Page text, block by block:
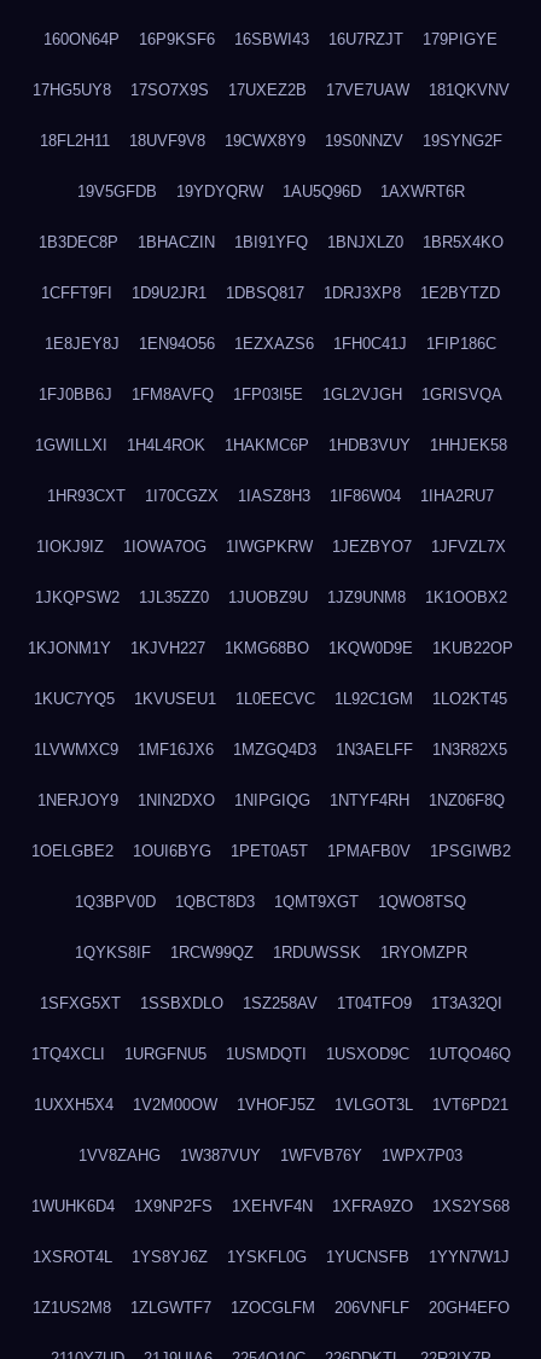
160ON64P 16P9KSF6 16SBWI43 16U7RZJT 179PIGYE
17HG5UY8 17SO7X9S 17UXEZ2B 17VE7UAW 181QKVNV
18FL2H11 18UVF9V8 19CWX8Y9 19S0NNZV 19SYNG2F
19V5GFDB 19YDYQRW 1AU5Q96D 1AXWRT6R
1B3DEC8P 1BHACZIN 1BI91YFQ 1BNJXLZ0 1BR5X4KO
1CFFT9FI 1D9U2JR1 1DBSQ817 1DRJ3XP8 1E2BYTZD
1E8JEY8J 1EN94O56 1EZXAZS6 1FH0C41J 1FIP186C
1FJ0BB6J 1FM8AVFQ 1FP03I5E 1GL2VJGH 1GRISVQA
1GWILLXI 1H4L4ROK 1HAKMC6P 1HDB3VUY 1HHJEK58
1HR93CXT 1I70CGZX 1IASZ8H3 1IF86W04 1IHA2RU7
1IOKJ9IZ 1IOWA7OG 1IWGPKRW 1JEZBYO7 1JFVZL7X
1JKQPSW2 1JL35ZZ0 1JUOBZ9U 1JZ9UNM8 1K1OOBX2
1KJONM1Y 1KJVH227 1KMG68BO 1KQW0D9E 1KUB22OP
1KUC7YQ5 1KVUSEU1 1L0EECVC 1L92C1GM 1LO2KT45
1LVWMXC9 1MF16JX6 1MZGQ4D3 1N3AELFF 1N3R82X5
1NERJOY9 1NIN2DXO 1NIPGIQG 1NTYF4RH 1NZ06F8Q
1OELGBE2 1OUI6BYG 1PET0A5T 1PMAFB0V 1PSGIWB2
1Q3BPV0D 1QBCT8D3 1QMT9XGT 1QWO8TSQ
1QYKS8IF 1RCW99QZ 1RDUWSSK 1RYOMZPR
1SFXG5XT 1SSBXDLO 1SZ258AV 1T04TFO9 1T3A32QI
1TQ4XCLI 1URGFNU5 1USMDQTI 1USXOD9C 1UTQO46Q
1UXXH5X4 1V2M00OW 1VHOFJ5Z 1VLGOT3L 1VT6PD21
1VV8ZAHG 1W387VUY 1WFVB76Y 1WPX7P03
1WUHK6D4 1X9NP2FS 1XEHVF4N 1XFRA9ZO 1XS2YS68
1XSROT4L 1YS8YJ6Z 1YSKFL0G 1YUCNSFB 1YYN7W1J
1Z1US2M8 1ZLGWTF7 1ZOCGLFM 206VNFLF 20GH4EFO